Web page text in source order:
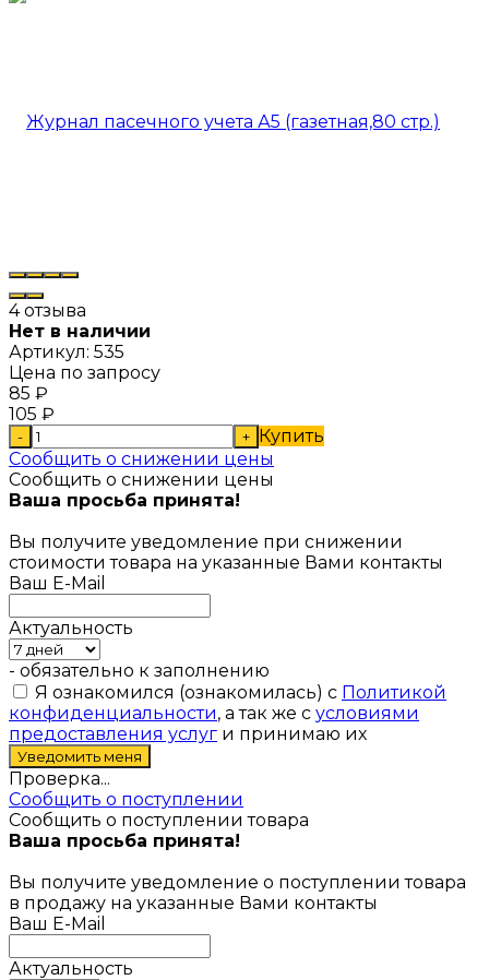
4 отзыва
Нет в наличии
Артикул: 535
Цена по запросу
85 ₽
105 ₽
- + Купить
Сообщить о снижении цены
Сообщить о снижении цены
Ваша просьба принята!
Вы получите уведомление при снижении
стоимости товара на указанные Вами контакты
Ваш E-Mail
Актуальность
- обязательно к заполнению
Я ознакомился (ознакомилась) с Политикой
конфиденциальности, а так же с условиями
предоставления услуг и принимаю их
Проверка...
Сообщить о поступлении
Сообщить о поступлении товара
Ваша просьба принята!
Вы получите уведомление о поступлении товара
в продажу на указанные Вами контакты
Ваш E-Mail
Актуальность